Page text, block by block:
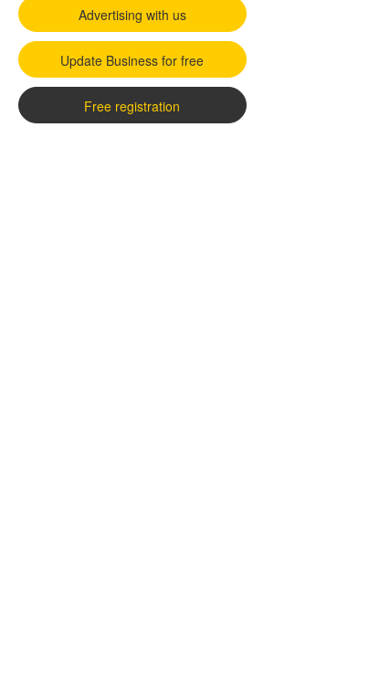
Advertising with us
Update Business for free
Free registration